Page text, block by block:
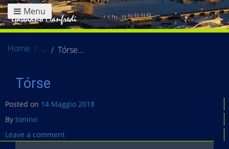
Menu
Home Tórse
Tórse
Posted on 14 Maggio 2018
By tonino
Leave a comment